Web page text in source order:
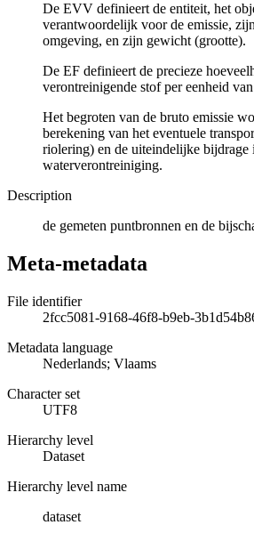
De EVV definieert de entiteit, het
verantwoordelijk voor de emissie,
omgeving, en zijn gewicht (grootte).
De EF definieert de precieze
verontreinigende stof per eenheid
Het begroten van de bruto emissie
berekening van het eventuele
riolering) en de uiteindelijke bijdrage
waterverontreiniging.
Description
de gemeten puntbronnen en de
Meta-metadata
File identifier
2fcc5081-9168-46f8-b9eb-
Metadata language
Nederlands; Vlaams
Character set
UTF8
Hierarchy level
Dataset
Hierarchy level name
dataset